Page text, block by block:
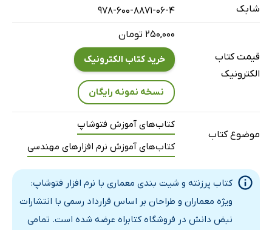
فصل دهم: ابزار نمونه برداری قطره چکان Eyedropper Tool
Tools
فصل دوازدهم: ماسک در فتوشاپ Photoshop Layer Mask
فصل سیزدهم: فیلترها در فتوشاپ Photoshop Filters
Production
فصل پانزدهم: طراحی شیت بندی معماری در فتوشاپ
Presentation Sheet Design
فصل شانزدهم: نمونه سوالات آزمون‌های فنی و حرفه‌ای
Photoshop Questions
شابک
978-600-8871-06-4
قیمت کتاب
الکترونیک
۲۵۰,۰۰۰ تومان
خرید کتاب الکترونیک
نسخه نمونه رایگان
موضوع کتاب
کتاب‌های آموزش فتوشاپ
کتاب‌های آموزش نرم افزارهای مهندسی
کتاب پرزنته و شیت بندی معماری با نرم افزار فتوشاپ:
ویژه معماران و طراحان بر اساس قرارداد رسمی با انتشارات
نبض دانش در فروشگاه کتابراه عرضه شده است. تمامی